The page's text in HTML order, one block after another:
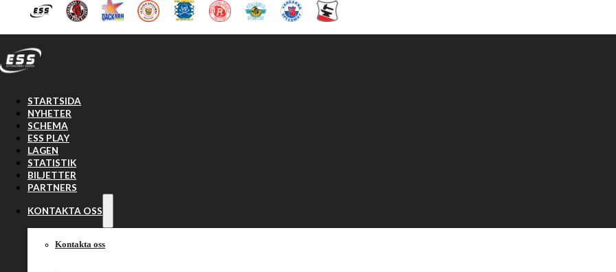
Hoppa till huvudinnehåll Hoppa till sidfot
STARTSIDA
NYHETER
SCHEMA
ESS PLAY
LAGEN
STATISTIK
BILJETTER
PARTNERS
KONTAKTA OSS
Kontakta oss